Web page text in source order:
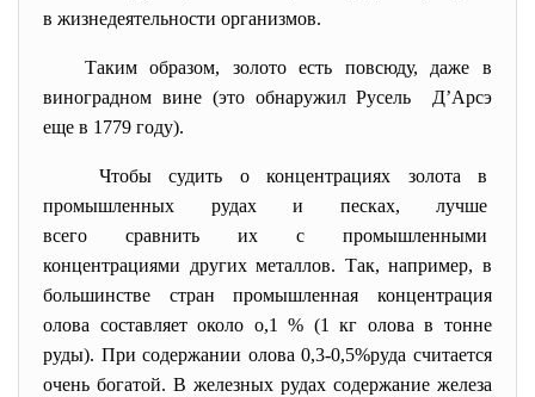
в жизнедеятельности организмов.
Таким образом, золото есть повсюду, даже в
виноградном вине (это обнаружил Русель Д’Арсэ
еще в 1779 году).
Чтобы судить о концентрациях золота в
промышленных рудах и песках, лучше
всего сравнить их с промышленными
концентрациями других металлов. Так, например, в
большинстве стран промышленная концентрация
олова составляет около о,1 % (1 кг олова в тонне
руды). При содержании олова 0,3-0,5%руда считается
очень богатой. В железных рудах содержание железа